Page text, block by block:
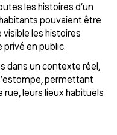
les histoires d’un
pouvaient être
les histoires
privé en public.
dans un contexte réel,
permettant
leurs lieux habituels